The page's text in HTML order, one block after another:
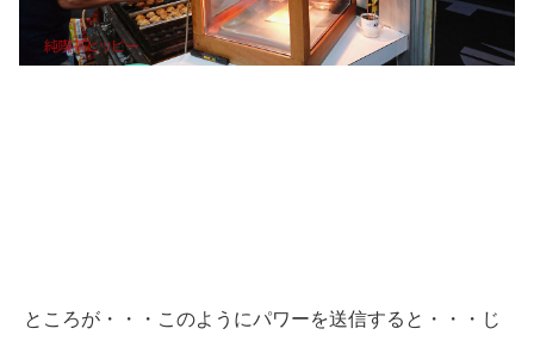
ところが・・・このようにパワーを送信すると・・・じ